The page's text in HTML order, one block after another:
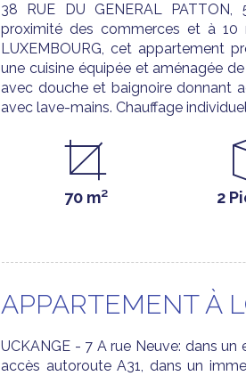
38 RUE DU GENERAL PATTON,
proximité des commerces et à
LUXEMBOURG, cet appartement
une cuisine équipée et aménagée
avec douche et baignoire donnant
avec lave-mains. Chauffage
70 m² 2
APPARTEMENT À
UCKANGE - 7 A rue Neuve: dans
accès autoroute A31, dans un